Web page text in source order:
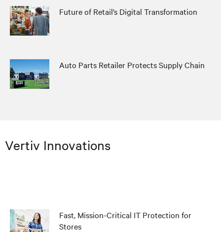
Future of Retail’s Digital Transformation
Auto Parts Retailer Protects Supply Chain
Vertiv Innovations
Fast, Mission-Critical IT Protection for
Stores